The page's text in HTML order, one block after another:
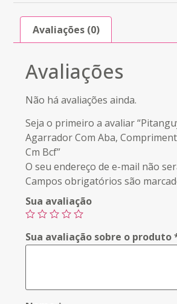
Avaliações (0)
Avaliações
Não há avaliações ainda.
Seja o primeiro a avaliar
Agarrador Com Aba,
Cm Bcf”
O seu endereço de e-mail não
Campos obrigatórios são
Sua avaliação
Sua avaliação sobre o produto